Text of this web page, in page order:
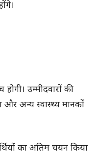
उम्मीदवारों की
और अन्य स्वास्थ्य मानकों
का अंतिम चयन किया